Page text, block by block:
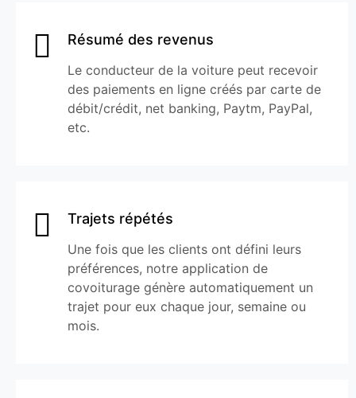
Résumé des revenus
Le conducteur de la voiture peut recevoir
des paiements en ligne créés par carte de
débit/crédit, net banking, Paytm, PayPal,
etc.
Trajets répétés
Une fois que les clients ont défini leurs
préférences, notre application de
covoiturage génère automatiquement un
trajet pour eux chaque jour, semaine ou
mois.